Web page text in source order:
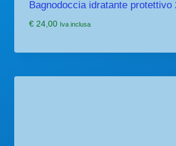
Bagnodoccia idratante protettivo
€24,00 Iva inclusa